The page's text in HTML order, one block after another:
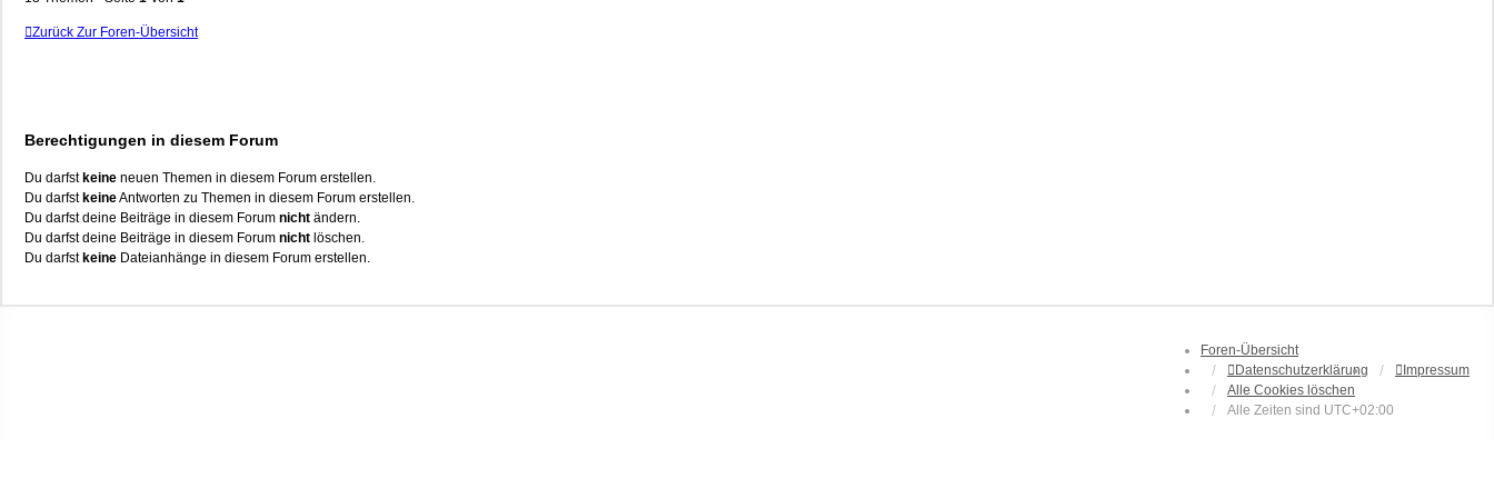
Zurück Zur Foren-Übersicht
Berechtigungen in diesem Forum
Du darfstkeine neuen Themen in diesem Forum erstellen.
Du darfstkeineAntworten zu Themen in diesem Forum erstellen.
Du darfst deine Beiträge in diesem Forum nicht ändern.
Du darfst deine Beiträge in diesem Forum nicht löschen.
Du darfstkeine Dateianhänge in diesem Forum erstellen.
Foren-Übersicht
Datenschutzerklärung
Impressum
Alle Cookies löschen
Alle Zeiten sind UTC+02:00